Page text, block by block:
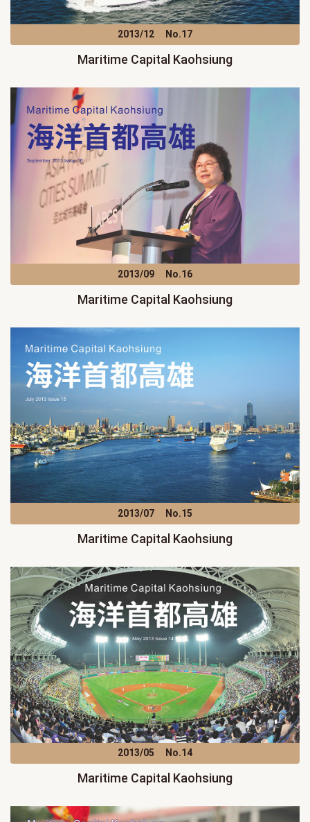
2013/12 No.17
Maritime Capital Kaohsiung
2013/09 No.16
Maritime Capital Kaohsiung
2013/07 No.15
Maritime Capital Kaohsiung
2013/05 No.14
Maritime Capital Kaohsiung